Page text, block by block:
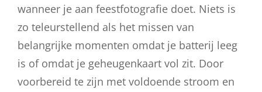
wanneer je aan feestfotografie doet. Niets is
zo teleurstellend als het missen van
belangrijke momenten omdat je batterij leeg
is of omdat je geheugenkaart vol zit. Door
voorbereid te zijn met voldoende stroom en